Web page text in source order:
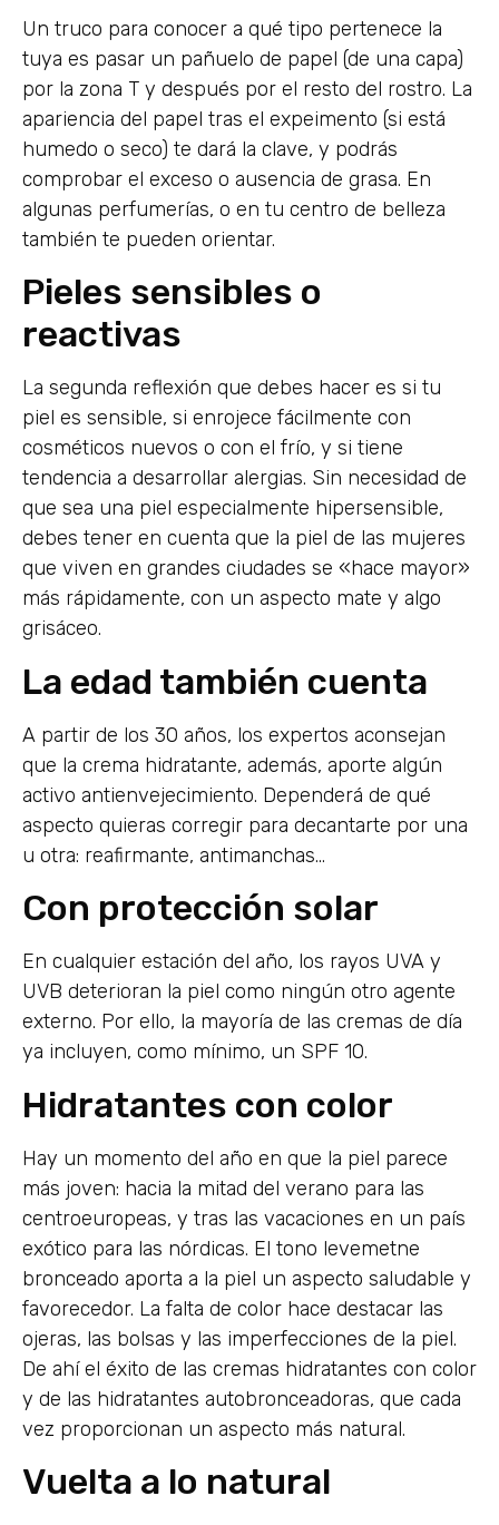
Un truco para conocer a qué tipo pertenece la
tuya es pasar un pañuelo de papel (de una capa)
por la zona T y después por el resto del rostro. La
apariencia del papel tras el expeimento (si está
humedo o seco) te dará la clave, y podrás
comprobar el exceso o ausencia de grasa. En
algunas perfumerías, o en tu centro de belleza
también te pueden orientar.
Pieles sensibles o
reactivas
La segunda reflexión que debes hacer es si tu
piel es sensible, si enrojece fácilmente con
cosméticos nuevos o con el frío, y si tiene
tendencia a desarrollar alergias. Sin necesidad de
que sea una piel especialmente hipersensible,
debes tener en cuenta que la piel de las mujeres
que viven en grandes ciudades se «hace mayor»
más rápidamente, con un aspecto mate y algo
grisáceo.
La edad también cuenta
A partir de los 30 años, los expertos aconsejan
que la crema hidratante, además, aporte algún
activo antienvejecimiento. Dependerá de qué
aspecto quieras corregir para decantarte por una
u otra: reafirmante, antimanchas…
Con protección solar
En cualquier estación del año, los rayos UVA y
UVB deterioran la piel como ningún otro agente
externo. Por ello, la mayoría de las cremas de día
ya incluyen, como mínimo, un SPF 10.
Hidratantes con color
Hay un momento del año en que la piel parece
más joven: hacia la mitad del verano para las
centroeuropeas, y tras las vacaciones en un país
exótico para las nórdicas. El tono levemetne
bronceado aporta a la piel un aspecto saludable y
favorecedor. La falta de color hace destacar las
ojeras, las bolsas y las imperfecciones de la piel.
De ahí el éxito de las cremas hidratantes con color
y de las hidratantes autobronceadoras, que cada
vez proporcionan un aspecto más natural.
Vuelta a lo natural